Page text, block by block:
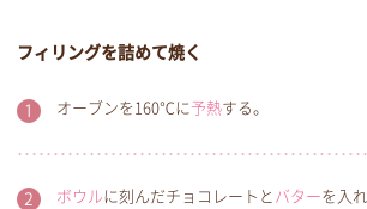
フィリングを詰めて焼く
オーブンを160℃に予熱する。
ボウルに刻んだチョコレートと バターを入れ